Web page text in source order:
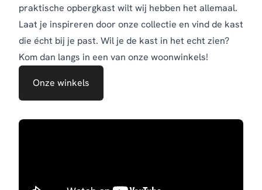
praktische opbergkast wilt wij hebben het allemaal.
Laat je inspireren door onze collectie en vind de kast
die écht bij je past. Wil je de kast in het echt zien?
Kom dan langs in een van onze woonwinkels!
Onze winkels